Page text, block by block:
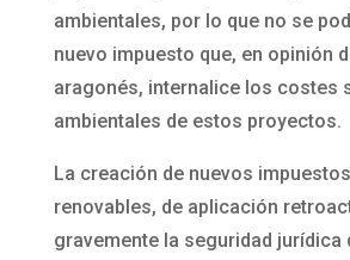
ambientales, por lo que no se
nuevo impuesto que, en opinión
aragonés, internalice los costes
ambientales de estos proyectos.
La creación de nuevos
renovables, de aplicación
gravemente la seguridad jurídica